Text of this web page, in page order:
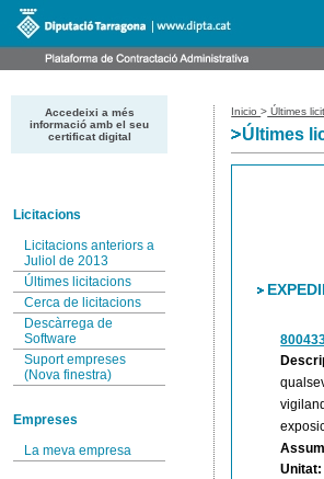
Accedeixi a més
informació amb el seu
certificat digital
Licitacions
Licitacions anteriors a
Juliol de 2013
Últimes licitacions
Cerca de licitacions
Descàrrega de
Software
Suport empreses
(Nova finestra)
Empreses
La meva empresa
Inicio> Últimes
Últimes
Unitat: